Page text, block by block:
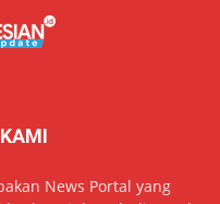
News Portal yang